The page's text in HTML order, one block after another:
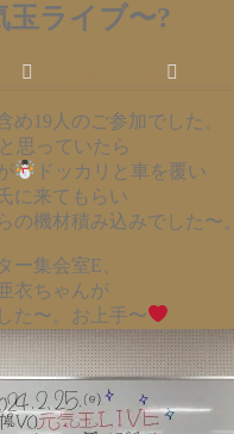
玉ライブ〜?
め19人のご参加でした。
と思っていたら
ドッカリと車を覆い
に来てもらい
の機材積み込みでした〜。
ー集会室E、
衣ちゃんが
た〜。お上手〜